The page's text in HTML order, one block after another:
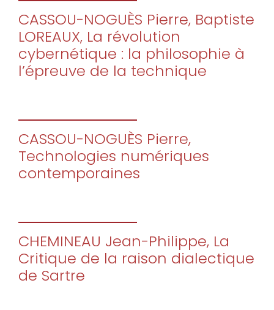
CASSOU-NOGUÈS Pierre, Baptiste
LOREAUX, La révolution
cybernétique : la philosophie à
l’épreuve de la technique
CASSOU-NOGUÈS Pierre,
Technologies numériques
contemporaines
CHEMINEAU Jean-Philippe, La
Critique de la raison dialectique
de Sartre